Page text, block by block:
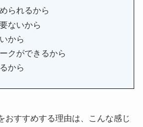
られるから
ないから
から
クができるから
から
おすすめする理由は、こんな感じ